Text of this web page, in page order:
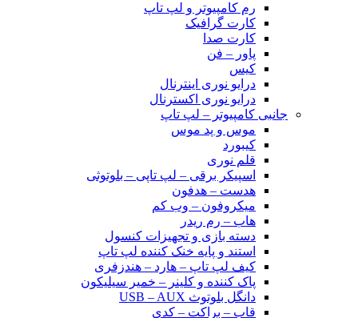
رم کامپیوتر و لپ تاپ
کارت گرافیک
کارت صدا
پاور – فن
کیس
درایو نوری اینترنال
درایو نوری اکسترنال
جانبی کامپیوتر – لپ تاپ
موس و پد موس
کیبورد
قلم نوری
اسپیکر برقی – لپ تاپی – بلوتوثی
هدست – هدفون
میکروفون – وب کم
هاب – رم ریدر
دسته بازی و تجهیزات کنسول
استند و پایه خنک کننده لپ تاپ
کیف لپ تاپ – هارد – هندزفری
پاک کننده و کلینر – خمیر سیلیکون
دانگل بلوتوث USB – AUX
قاب – براکت – کدی